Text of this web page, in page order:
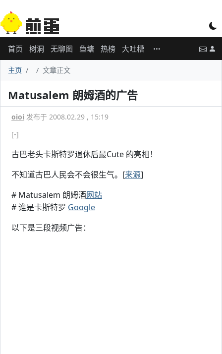
首页 树洞 无聊图 鱼塘 热榜 大吐槽
主页 文章正文
Matusalem 朗姆酒的广告
oioi 发布于 2008.02.29 , 15:19
[-]
古巴老头卡斯特罗退休后最Cute 的亮相！
不知道古巴人民会不会很生气。[来源]
# Matusalem 朗姆酒网站
# 谁是卡斯特罗 Google
以下是三段视频广告：